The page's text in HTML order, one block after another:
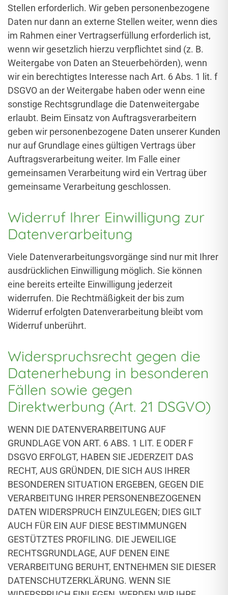
Stellen erforderlich. Wir geben personenbezogene
Daten nur dann an externe Stellen weiter, wenn dies
im Rahmen einer Vertragserfüllung erforderlich ist,
wenn wir gesetzlich hierzu verpflichtet sind (z. B.
Weitergabe von Daten an Steuerbehörden), wenn
wir ein berechtigtes Interesse nach Art. 6 Abs. 1 lit. f
DSGVO an der Weitergabe haben oder wenn eine
sonstige Rechtsgrundlage die Datenweitergabe
erlaubt. Beim Einsatz von Auftragsverarbeitern
geben wir personenbezogene Daten unserer Kunden
nur auf Grundlage eines gültigen Vertrags über
Auftragsverarbeitung weiter. Im Falle einer
gemeinsamen Verarbeitung wird ein Vertrag über
gemeinsame Verarbeitung geschlossen.
Widerruf Ihrer Einwilligung zur
Datenverarbeitung
Viele Datenverarbeitungsvorgänge sind nur mit Ihrer
ausdrücklichen Einwilligung möglich. Sie können
eine bereits erteilte Einwilligung jederzeit
widerrufen. Die Rechtmäßigkeit der bis zum
Widerruf erfolgten Datenverarbeitung bleibt vom
Widerruf unberührt.
Widerspruchsrecht gegen die
Datenerhebung in besonderen
Fällen sowie gegen
Direktwerbung (Art. 21 DSGVO)
WENN DIE DATENVERARBEITUNG AUF
GRUNDLAGE VON ART. 6 ABS. 1 LIT. E ODER F
DSGVO ERFOLGT, HABEN SIE JEDERZEIT DAS
RECHT, AUS GRÜNDEN, DIE SICH AUS IHRER
BESONDEREN SITUATION ERGEBEN, GEGEN DIE
VERARBEITUNG IHRER PERSONENBEZOGENEN
DATEN WIDERSPRUCH EINZULEGEN; DIES GILT
AUCH FÜR EIN AUF DIESE BESTIMMUNGEN
GESTÜTZTES PROFILING. DIE JEWEILIGE
RECHTSGRUNDLAGE, AUF DENEN EINE
VERARBEITUNG BERUHT, ENTNEHMEN SIE DIESER
DATENSCHUTZERKLÄRUNG. WENN SIE